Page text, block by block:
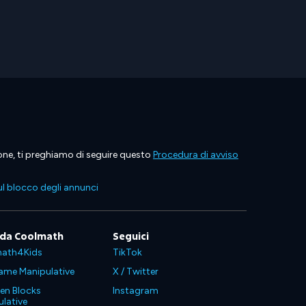
ti preghiamo di seguire questo Procedura di avviso
blocco degli annunci
Coolmath
Manipulative
Blocks
Seguici
TikTok
X / Twitter
Instagram